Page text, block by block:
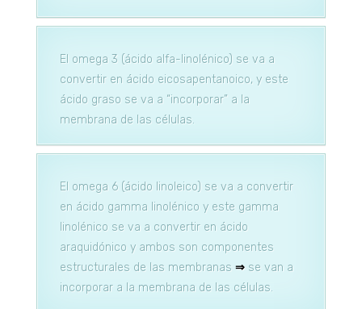
El omega 3 (ácido alfa-linolénico) se va a
convertir en ácido eicosapentanoico, y este
ácido graso se va a “incorporar” a la
membrana de las células.
El omega 6 (ácido linoleico) se va a convertir
en ácido gamma linolénico y este gamma
linolénico se va a convertir en ácido
araquidónico y ambos son componentes
estructurales de las membranas ⇒se van a
incorporar a la membrana de las células.